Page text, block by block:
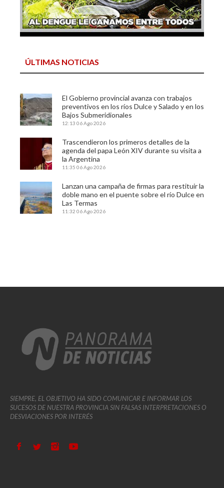
ÚLTIMAS NOTICIAS
El Gobierno provincial avanza con trabajos
preventivos en los ríos Dulce y Salado y en los
Bajos Submeridionales
12:13 06 Ago 2026
Trascendieron los primeros detalles de la
agenda del papa León XIV durante su visita a
la Argentina
11:35 06 Ago 2026
Lanzan una campaña de firmas para restituir la
doble mano en el puente sobre el río Dulce en
Las Termas
11:32 06 Ago 2026
SIEMPRE, EL OBJETIVO HA SIDO COMUNICAR E INFORMAR LOS
SUCESOS DE NUESTRA PROVINCIA SIN FALSAS INTERPRETACIONES O
DESVIACIONES POR INTERÉS